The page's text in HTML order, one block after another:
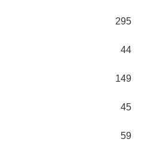
295
44
149
45
59